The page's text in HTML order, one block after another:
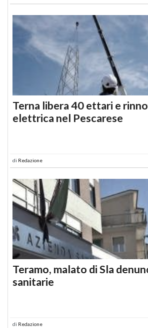
Terna libera 40 ettari e
elettrica nel Pescarese
di Redazione
Teramo, malato di Sla
sanitarie
di Redazione